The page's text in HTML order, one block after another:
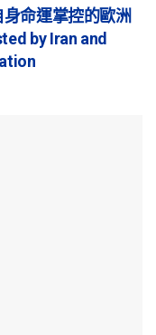
命運掌控的歐洲
by Iran and